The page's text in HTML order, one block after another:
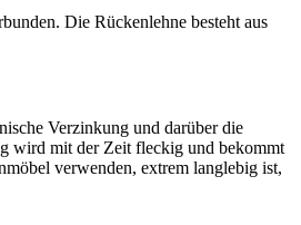
Die Rückenlehne besteht aus
Verzinkung und darüber die
wird mit der Zeit fleckig und bekommt
verwenden, extrem langlebig ist,